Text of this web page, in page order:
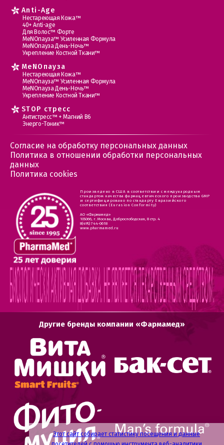
Этот сайт собирает статистику посещения и данные
Anti-Age
Нестареющая Кожа™
40+ Anti-age
Для Волос™ Форте
МеNOпауза™ Усиленная Формула
МеNOпауза День-Ночь™
Укрепление Костной Ткани™
MеNOпауза
Нестареющая Кожа™
МеNOпауза™ Усиленная Формула
МеNOпауза День-Ночь™
Укрепление Костной Ткани™
STOP стресс
Антистресс™ + Магний В6
Энерго-Тоник™
Согласие на обработку персональных данных
Политика в отношении обработки персональных
данных
Политика cookies
Произведено в США в соответствии с международным
стандартом качества фармацевтического производства GMP
и сертифицировано по стандарту Евразийского
соответствия (Eurasion Conformity)
АО «Фармамед»
105066, г. Москва, Доброслободская, 8 стр. 4
8(495) 744-0618
www.pharmamed.ru
Другие бренды компании «Фармамед»